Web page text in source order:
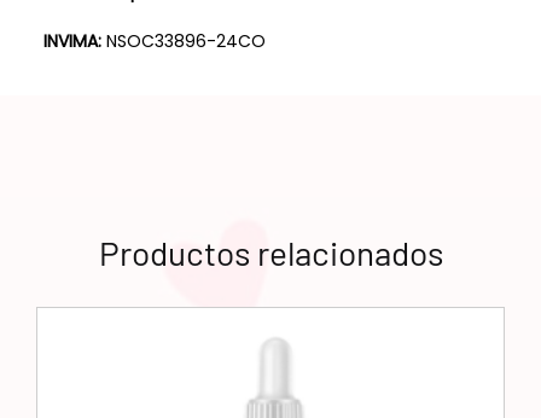
INVIMA:NSOC33896-24CO
Productos relacionados